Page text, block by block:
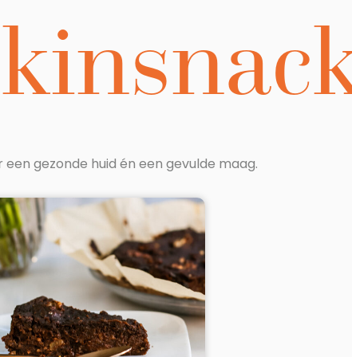
gezonde huid én een gevulde maag.